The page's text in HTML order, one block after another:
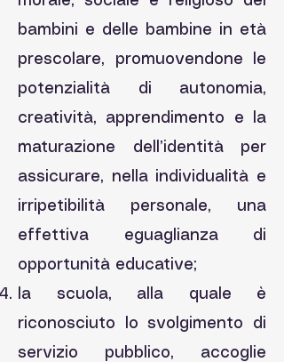
bambini e delle bambine in età
prescolare, promuovendone le
potenzialità di autonomia,
creatività, apprendimento e la
maturazione dell’identità per
assicurare, nella individualità e
irripetibilità personale, una
effettiva eguaglianza di
opportunità educative;
la scuola, alla quale è
riconosciuto lo svolgimento di
servizio pubblico, accoglie